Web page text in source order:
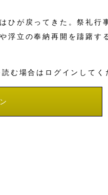
が戻ってきた。祭礼行
浮立の奉納再開を躊躇
む場合はログインして